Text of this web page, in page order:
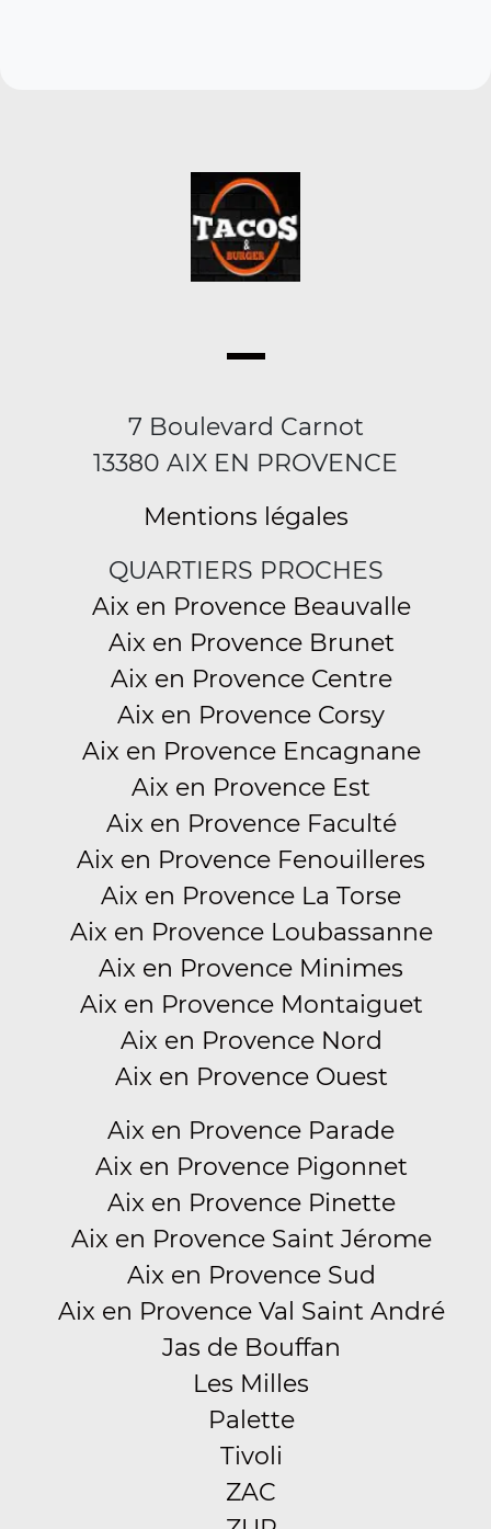
7 Boulevard Carnot
13380 AIX EN PROVENCE
Mentions légales
QUARTIERS PROCHES
Aix en Provence Beauvalle
Aix en Provence Brunet
Aix en Provence Centre
Aix en Provence Corsy
Aix en Provence Encagnane
Aix en Provence Est
Aix en Provence Faculté
Aix en Provence Fenouilleres
Aix en Provence La Torse
Aix en Provence Loubassanne
Aix en Provence Minimes
Aix en Provence Montaiguet
Aix en Provence Nord
Aix en Provence Ouest
Aix en Provence Parade
Aix en Provence Pigonnet
Aix en Provence Pinette
Aix en Provence Saint Jérome
Aix en Provence Sud
Aix en Provence Val Saint André
Jas de Bouffan
Les Milles
Palette
Tivoli
ZAC